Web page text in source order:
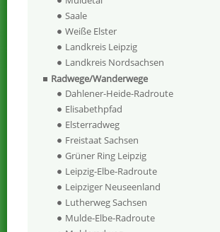
Saale
Weiße Elster
Landkreis Leipzig
Landkreis Nordsachsen
Radwege/Wanderwege
Dahlener-Heide-Radroute
Elisabethpfad
Elsterradweg
Freistaat Sachsen
Grüner Ring Leipzig
Leipzig-Elbe-Radroute
Leipziger Neuseenland
Lutherweg Sachsen
Mulde-Elbe-Radroute